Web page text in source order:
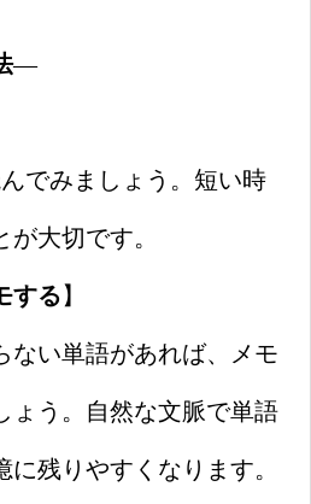
—
でみましょう。短い時
大切です。
する】
ない単語があれば、メモ
ょう。自然な文脈で単語
残りやすくなります。